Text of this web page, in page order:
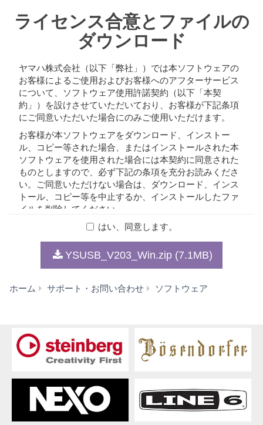
ライセンス合意とファイルの
ダウンロード
ヤマハ株式会社（以下「弊社」）では本ソフトウェアの
お客様によるご使用およびお客様へのアフターサービス
について、ソフトウェア使用許諾契約（以下「本契
約」）を設けさせていただいており、お客様が下記条項
にご同意いただいた場合にのみご使用いただけます。
お客様が本ソフトウェアをダウンロード、インストー
ル、コピー等された場合、またはインストールされた本
ソフトウェアを使用された場合には本契約に同意された
ものとしますので、必ず下記の条項を充分お読みくださ
い。ご同意いただけない場合は、ダウンロード、インス
トール、コピー等を中止するか、インストールしたファ
イルを削除してください。
1. 著作権および使用許諾
弊社はお客様に対し、本契約に基づいて配布されるプロ
付きで配布され得るそれらのバージョンアップ（以下
これらの本ソフトウェアが記録される記録メディアや、
本ソフトウェアの使用から得られるデータの所有権はお
客様にありますが、本ソフトウェア自体の権利およびそ
の著作権は、弊社およびライセンサーが有します。
2. 使用制限
はい、同意します。
YSUSB_V203_Win.zip (7.1MB)
ホーム サポート・お問い合わせ ソフトウェア
V2.0.3
for
bit/64-
bit)